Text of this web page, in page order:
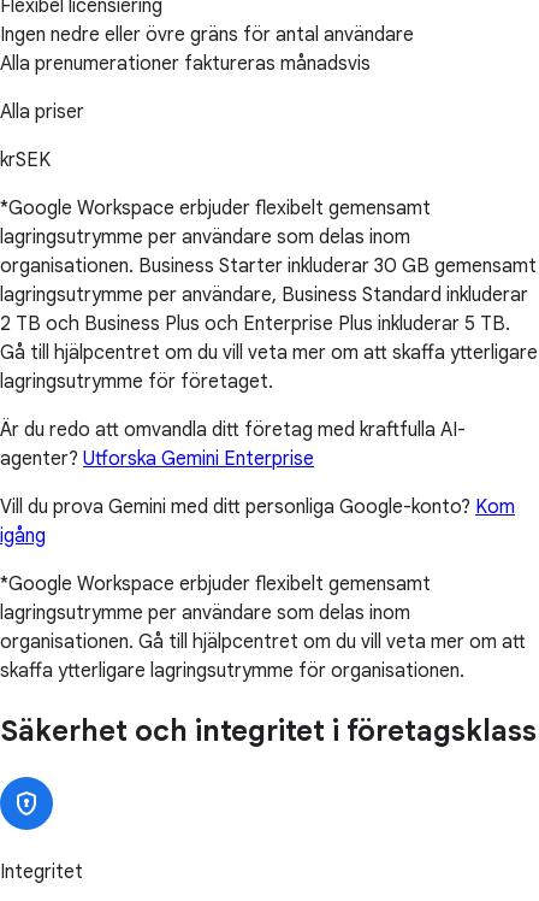
Flexibel licensiering
Ingen nedre eller övre gräns för antal användare
Alla prenumerationer faktureras månadsvis
Alla priser
krSEK
*Google Workspace erbjuder flexibelt gemensamt
lagringsutrymme per användare som delas inom
organisationen. Business Starter inkluderar 30 GB gemensamt
lagringsutrymme per användare, Business Standard inkluderar
2 TB och Business Plus och Enterprise Plus inkluderar 5 TB.
Gå till hjälpcentret om du vill veta mer om att skaffa ytterligare
lagringsutrymme för företaget.
Är du redo att omvandla ditt företag med kraftfulla AI-
agenter? Utforska Gemini Enterprise
Vill du prova Gemini med ditt personliga Google-konto? Kom
igång
*Google Workspace erbjuder flexibelt gemensamt
lagringsutrymme per användare som delas inom
organisationen. Gå till hjälpcentret om du vill veta mer om att
skaffa ytterligare lagringsutrymme för organisationen.
Säkerhet och integritet i företagsklass
Integritet